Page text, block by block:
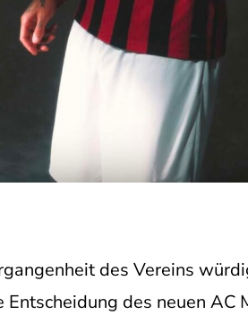
des Vereins
des neuen AC